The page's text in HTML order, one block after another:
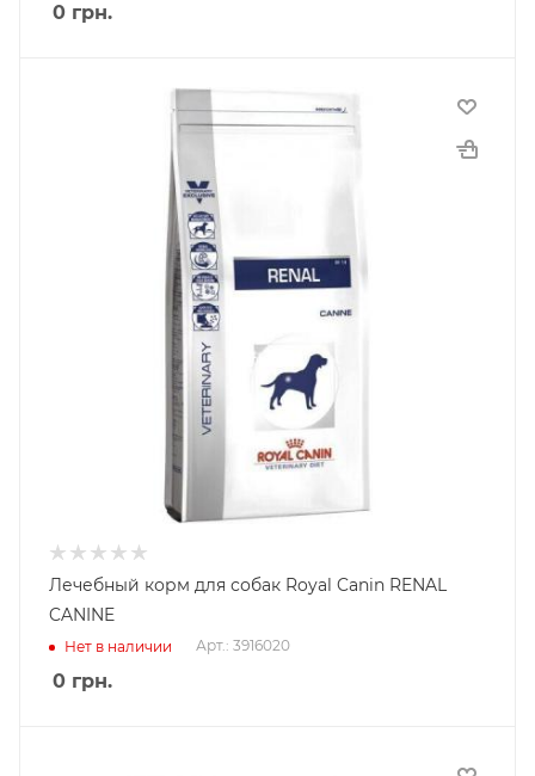
0 грн.
Лечебный корм для собак Royal Canin RENAL
CANINE
Нет в наличии Арт.: 3916020
0 грн.